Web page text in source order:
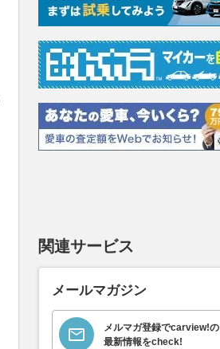
関連サービス
メールマガジン
メルマガ登録でcarview!の
最新情報をcheck!